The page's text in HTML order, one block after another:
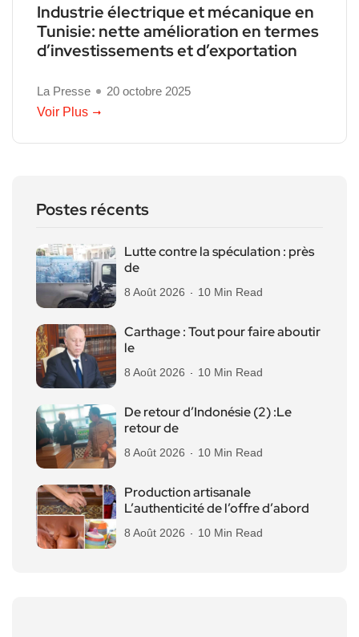
Industrie électrique et mécanique en
Tunisie: nette amélioration en termes
d’investissements et d’exportation
La Presse
20 octobre 2025
Voir Plus
Postes récents
Lutte contre la spéculation : près
de
8 Août 2026 10 Min Read
Carthage : Tout pour faire aboutir
le
8 Août 2026 10 Min Read
De retour d’Indonésie (2) :Le
retour de
8 Août 2026 10 Min Read
Production artisanale
L’authenticité de l’offre d’abord
8 Août 2026 10 Min Read